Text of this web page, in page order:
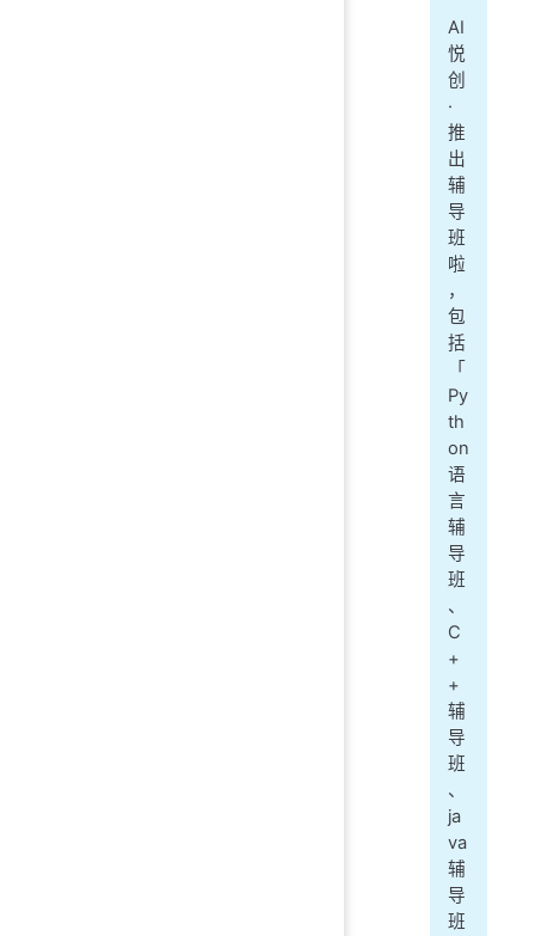
AI
悦
创
·
推
出
辅
导
班
啦
，
包
括
「
Py
th
on
语
言
辅
导
班
、
C
+
+
辅
导
班
、
ja
va
辅
导
班